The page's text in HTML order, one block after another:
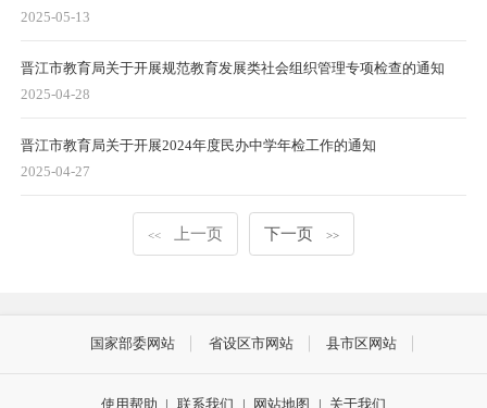
2025-05-13
晋江市教育局关于开展规范教育发展类社会组织管理专项检查的通知
2025-04-28
晋江市教育局关于开展2024年度民办中学年检工作的通知
2025-04-27
<< 上一页 下一页 >>
国家部委网站 省设区市网站 县市区网站
使用帮助 | 联系我们 | 网站地图 | 关于我们